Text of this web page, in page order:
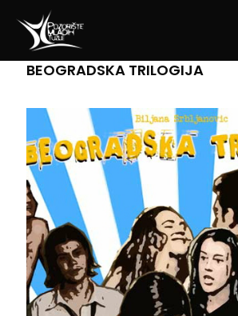
BEOGRADSKA TRILOGIJA